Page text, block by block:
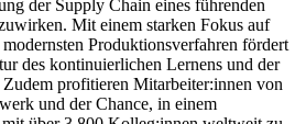
der Supply Chain eines führenden
Mit einem starken Fokus auf
Produktionsverfahren fördert
des kontinuierlichen Lernens und der
profitieren Mitarbeiter:innen von
und der Chance, in einem